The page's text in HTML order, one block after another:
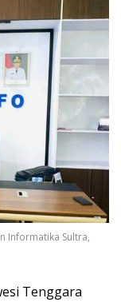
Informatika Sultra,
Tenggara